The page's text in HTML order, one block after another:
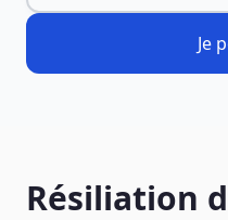
Je
Résiliation